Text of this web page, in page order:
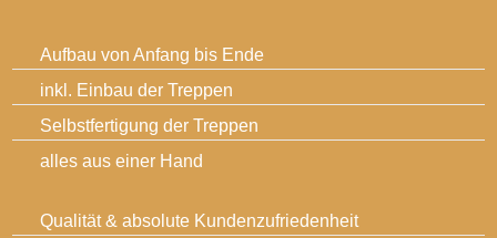
Aufbau von Anfang bis Ende
inkl. Einbau der Treppen
Selbstfertigung der Treppen
alles aus einer Hand
Qualität & absolute Kundenzufriedenheit